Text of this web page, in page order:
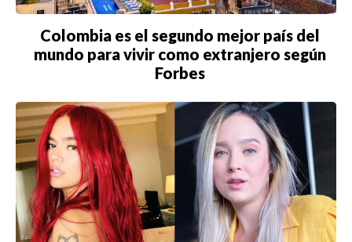
Colombia es el segundo mejor país del
mundo para vivir como extranjero según
Forbes